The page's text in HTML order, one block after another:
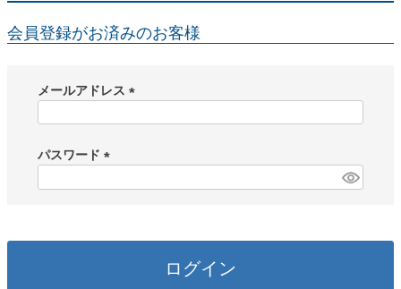
会員登録がお済みのお客様
メールアドレス
)
パスワード
ログイン